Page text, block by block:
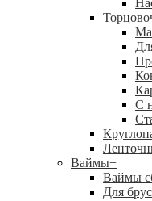
С
Ваймы+
Ваймы
Для